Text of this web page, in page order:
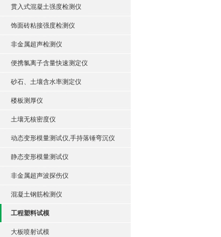
贯入式混凝土强度检测仪
饰面砖粘接强度检测仪
非金属超声检测仪
便携氯离子含量快速测定仪
砂石、土壤含水率测定仪
楼板测厚仪
土壤无核密度仪
动态变形模量测试仪,手持落锤弯沉仪
静态变形模量测试仪
非金属超声波探伤仪
混凝土钢筋检测仪
工程塑料试模
大板喷射试模